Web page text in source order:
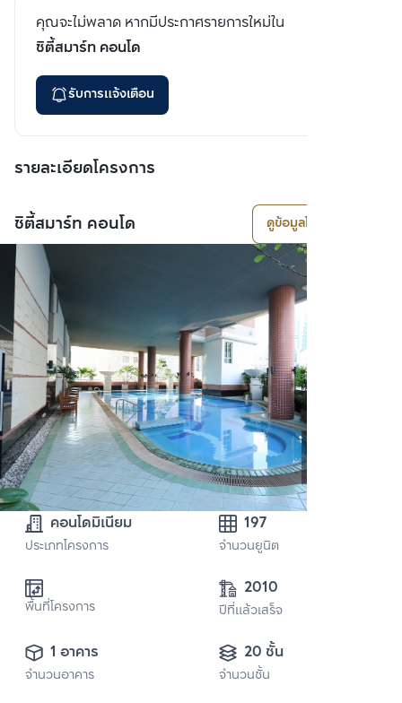
คุณจะไม่พลาด หากมีประกาศรายการใหม่ใน
ซิตี้สมาร์ท คอนโด
รับการแจ้งเตือน
รายละเอียดโครงการ
ซิตี้สมาร์ท คอนโด ดูข้อมูลโครงการ
คอนโดมิเนียม
ประเภทโครงการ
197
จำนวนยูนิต
พื้นที่โครงการ
2010
ปีที่แล้วเสร็จ
1 อาคาร
จำนวนอาคาร
20 ชั้น
จำนวนชั้น